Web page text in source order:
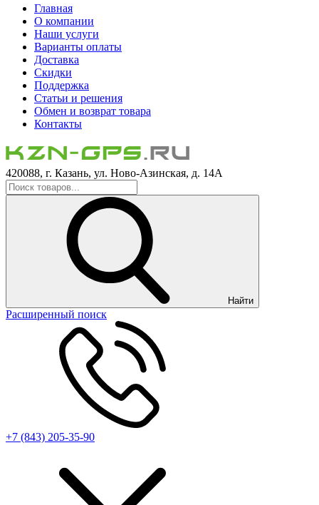
Главная
О компании
Наши услуги
Варианты оплаты
Доставка
Скидки
Поддержка
Статьи и решения
Обмен и возврат товара
Контакты
420088, г. Казань, ул. Ново-Азинская, д. 14А
Найти
Расширенный поиск
+7 (843) 205-35-90